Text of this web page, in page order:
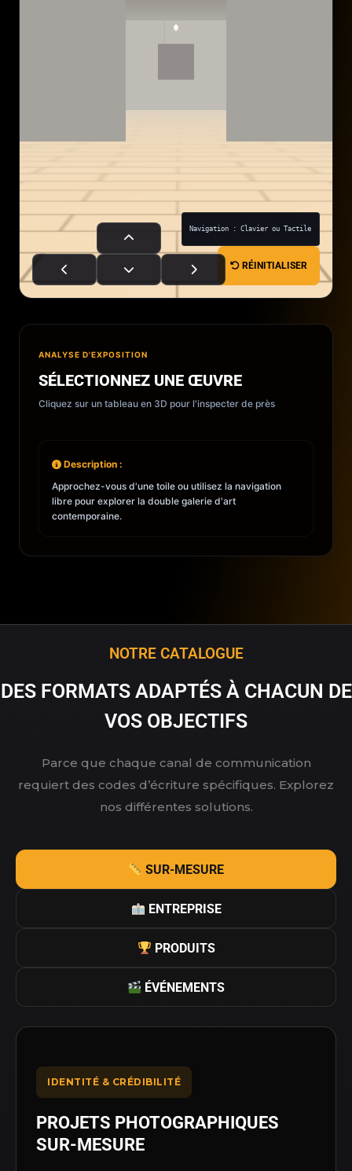
Navigation : Clavier ou Tactile
RÉINITIALISER
ANALYSE D'EXPOSITION
SÉLECTIONNEZ UNE ŒUVRE
Cliquez sur un tableau en 3D pour l'inspecter de près
Description :
Approchez-vous d'une toile ou utilisez la navigation
libre pour explorer la double galerie d'art
contemporaine.
NOTRE CATALOGUE
DES FORMATS ADAPTÉS À CHACUN DE
VOS OBJECTIFS
Parce que chaque canal de communication
requiert des codes d’écriture spécifiques. Explorez
nos différentes solutions.
SUR-MESURE
ENTREPRISE
PRODUITS
ÉVÉNEMENTS
IDENTITÉ & CRÉDIBILITÉ
PROJETS PHOTOGRAPHIQUES
SUR-MESURE